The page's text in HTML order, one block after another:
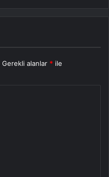
Gerekli alanlar * ile